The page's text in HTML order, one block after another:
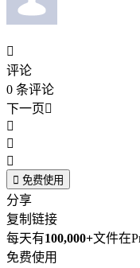

评论
0 条评论
下一页



 免费使用
分享
复制链接
每天有100,000+文件在
免费使用